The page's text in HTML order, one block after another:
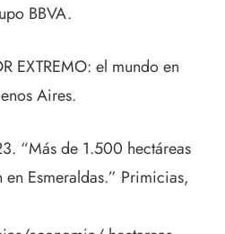
BBVA.
EXTREMO: el mundo en
Aires.
“Más de 1.500 hectáreas
Esmeraldas.” Primicias,